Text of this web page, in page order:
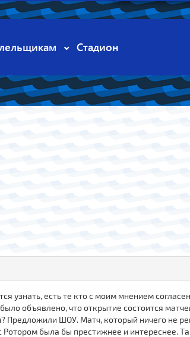
Стадион
узнать, есть те кто с моим мнением
объявлено, что открытие состоится
Предложили ШОУ. Матч, который ничего не
была бы престижнее и интереснее.